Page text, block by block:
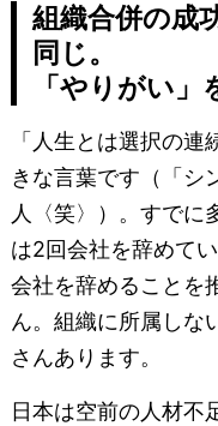
組織合併の成
同じ。
「やりがい
「人生とは選択の
きな言葉です（「シ
人〈笑〉）。すでに
は2回会社を辞めて
会社を辞めることを
ん。組織に所属しな
さんあります。
日本は空前の人材不